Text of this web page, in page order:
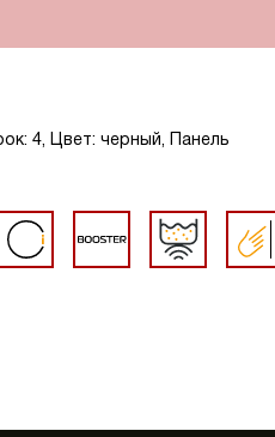
4, Цвет: черный, Панель